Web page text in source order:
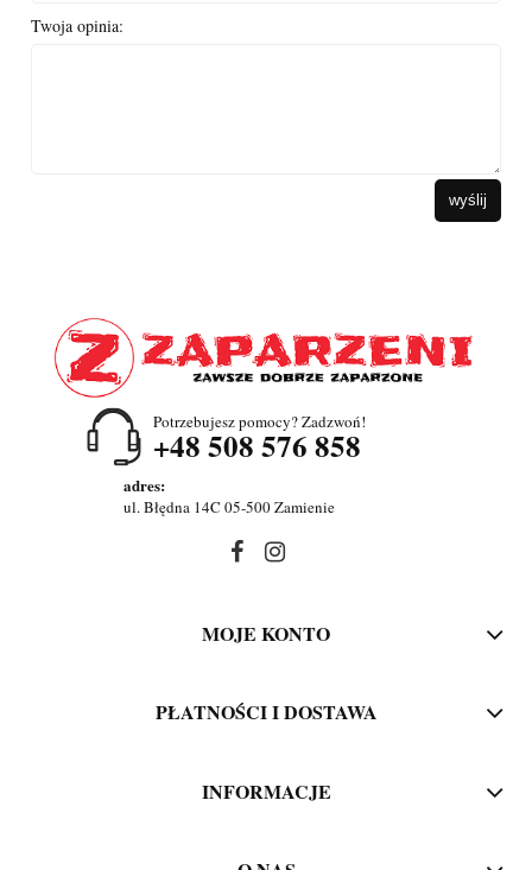
Twoja opinia:
wyślij
Potrzebujesz pomocy? Zadzwoń!
+48 508 576 858
adres:
ul. Błędna 14C 05-500 Zamienie
MOJE KONTO
PŁATNOŚCI I DOSTAWA
INFORMACJE